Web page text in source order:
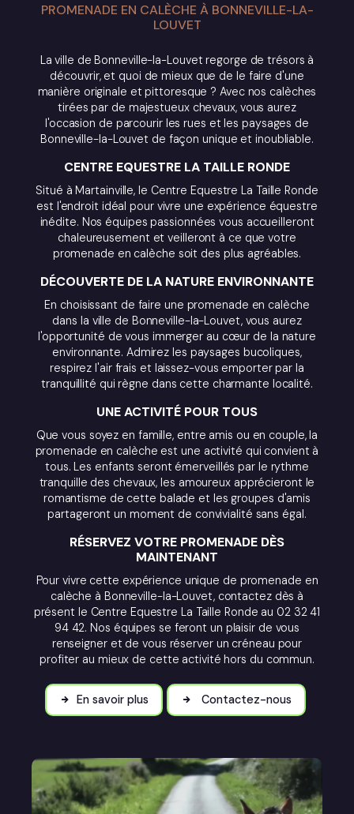
PROMENADE EN CALÈCHE À BONNEVILLE-LA-
LOUVET
La ville de Bonneville-la-Louvet regorge de trésors à
découvrir, et quoi de mieux que de le faire d'une
manière originale et pittoresque ? Avec nos calèches
tirées par de majestueux chevaux, vous aurez
l'occasion de parcourir les rues et les paysages de
Bonneville-la-Louvet de façon unique et inoubliable.
CENTRE EQUESTRE LA TAILLE RONDE
Situé à Martainville, le Centre Equestre La Taille Ronde
est l'endroit idéal pour vivre une expérience équestre
inédite. Nos équipes passionnées vous accueilleront
chaleureusement et veilleront à ce que votre
promenade en calèche soit des plus agréables.
DÉCOUVERTE DE LA NATURE ENVIRONNANTE
En choisissant de faire une promenade en calèche
dans la ville de Bonneville-la-Louvet, vous aurez
l'opportunité de vous immerger au cœur de la nature
environnante. Admirez les paysages bucoliques,
respirez l'air frais et laissez-vous emporter par la
tranquillité qui règne dans cette charmante localité.
UNE ACTIVITÉ POUR TOUS
Que vous soyez en famille, entre amis ou en couple, la
promenade en calèche est une activité qui convient à
tous. Les enfants seront émerveillés par le rythme
tranquille des chevaux, les amoureux apprécieront le
romantisme de cette balade et les groupes d'amis
partageront un moment de convivialité sans égal.
RÉSERVEZ VOTRE PROMENADE DÈS
MAINTENANT
Pour vivre cette expérience unique de promenade en
calèche à Bonneville-la-Louvet, contactez dès à
présent le Centre Equestre La Taille Ronde au 02 32 41
94 42. Nos équipes se feront un plaisir de vous
renseigner et de vous réserver un créneau pour
profiter au mieux de cette activité hors du commun.
En savoir plus Contactez-nous